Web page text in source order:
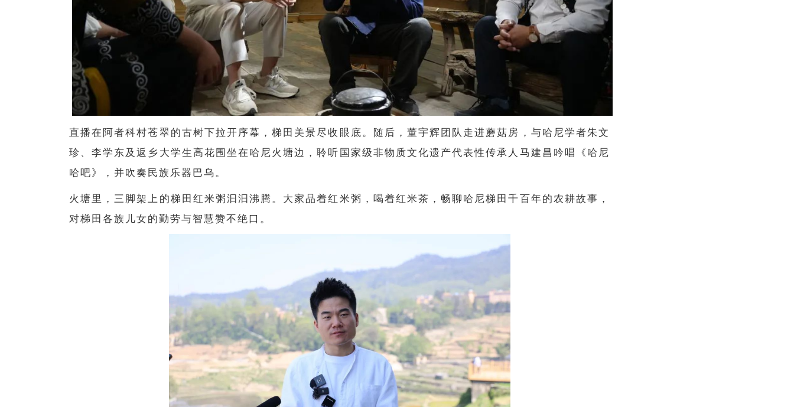
直播在阿者科村苍翠的古树下拉开序幕，梯田美景尽收眼底。随后，董宇辉团队走进蘑菇房，与哈尼学者朱文
珍、李学东及返乡大学生高花围坐在哈尼火塘边，聆听国家级非物质文化遗产代表性传承人马建昌吟唱《哈尼
哈吧》，并吹奏民族乐器巴乌。
火塘里，三脚架上的梯田红米粥汩汩沸腾。大家品着红米粥，喝着红米茶，畅聊哈尼梯田千百年的农耕故事，
对梯田各族儿女的勤劳与智慧赞不绝口。